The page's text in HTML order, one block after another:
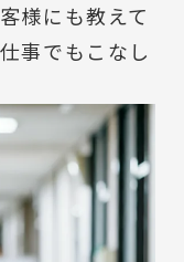
様にも教えて
事でもこなし